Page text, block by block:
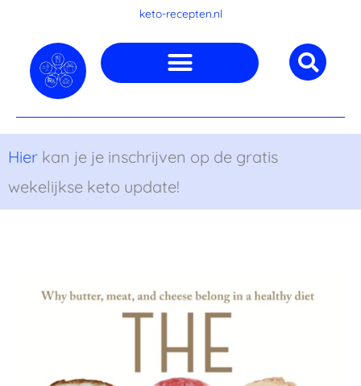
inhoud
keto-recepten.nl
Hier kan je je inschrijven op de gratis
wekelijkse keto update!